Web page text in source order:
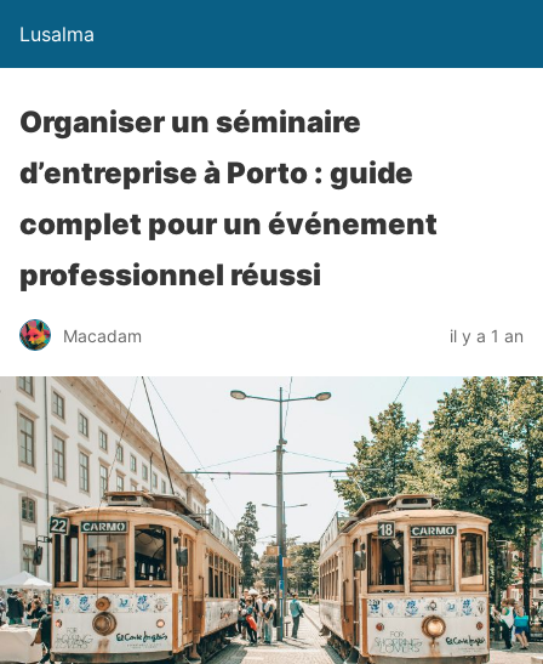
Lusalma
Organiser un séminaire
d’entreprise à Porto : guide
complet pour un événement
professionnel réussi
Macadam il y a 1 an